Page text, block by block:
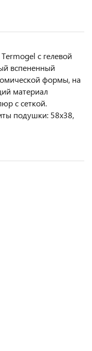
с гелевой
вспененный
формы, на
материал
с сеткой.
подушки: 58х38,